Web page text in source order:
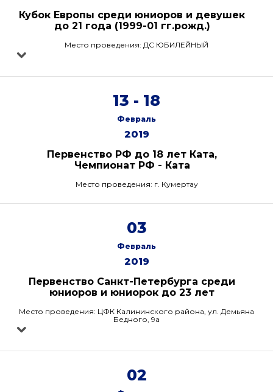
Кубок Европы среди юниоров и девушек
до 21 года (1999-01 гг.рожд.)
Место проведения: ДС ЮБИЛЕЙНЫЙ
13 - 18
Февраль
2019
Первенство РФ до 18 лет Ката,
Чемпионат РФ - Ката
Место проведения: г. Кумертау
03
Февраль
2019
Первенство Санкт-Петербурга среди
юниоров и юниорок до 23 лет
Место проведения: ЦФК Калининского района, ул. Демьяна
Бедного, 9а
02